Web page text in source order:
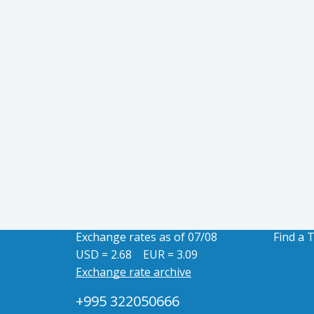
Exchange rates as of 07/08
USD = 2.68
EUR = 3.09
Exchange rate archive
+995 322050666
Find a